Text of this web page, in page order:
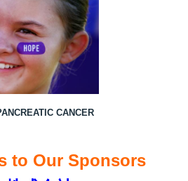
CANCER
to Our Sponsors